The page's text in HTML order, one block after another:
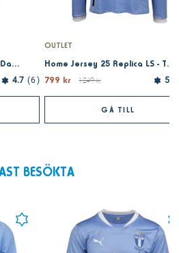
Away Jersey 25 Replica Jr Dark Night
4.7 6
OUTLET
Home Jersey 25 Replica LS - Team Light Blue
799 kr
1 249 kr 5.0
GÅ TILL
BESÖKTA